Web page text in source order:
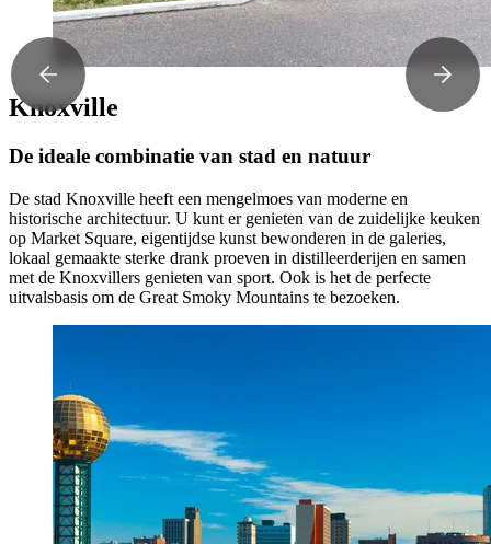
Knoxville
De ideale combinatie van stad en natuur
De stad Knoxville heeft een mengelmoes van moderne en
historische architectuur. U kunt er genieten van de zuidelijke keuken
op Market Square, eigentijdse kunst bewonderen in de galeries,
lokaal gemaakte sterke drank proeven in distilleerderijen en samen
met de Knoxvillers genieten van sport. Ook is het de perfecte
uitvalsbasis om de Great Smoky Mountains te bezoeken.